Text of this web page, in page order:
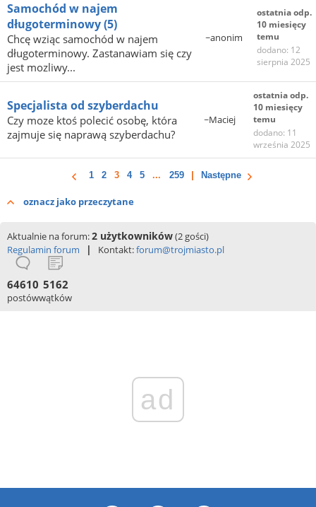
Samochód w najem
długoterminowy(5)
Chcę wziąc samochód w najem
długoterminowy. Zastanawiam się czy
jest mozliwy...
~anonim
ostatnia odp.
10 miesięcy
temu
dodano: 12
sierpnia 2025
Specjalista od szyberdachu
Czy moze ktoś polecić osobę, która
zajmuje się naprawą szyberdachu?
~Maciej
ostatnia odp.
10 miesięcy
temu
dodano: 11
września 2025
1 2 3 4 5 ... 259 Następne
oznacz jako przeczytane
Aktualnie na forum:2 użytkowników(2 gości)
Regulamin forum
| Kontakt:forum@trojmiasto.pl
64610
postów
5162
wątków
ad